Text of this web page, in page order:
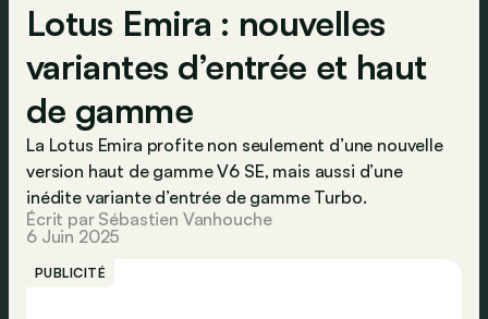
Lotus Emira : nouvelles
variantes d’entrée et haut
de gamme
La Lotus Emira profite non seulement d’une nouvelle
version haut de gamme V6 SE, mais aussi d’une
inédite variante d’entrée de gamme Turbo.
Écrit par Sébastien Vanhouche
6 Juin 2025
PUBLICITÉ